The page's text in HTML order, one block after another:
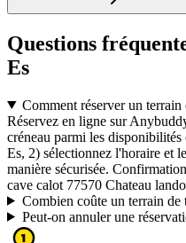
Questions
Es
Comment réserver un
Réservez en ligne sur
créneau parmi les
Es, 2) sélectionnez l'horaire et
manière sécurisée.
cave calot 77570 Chateau
Combien coûte un terrain de
Peut-on annuler une